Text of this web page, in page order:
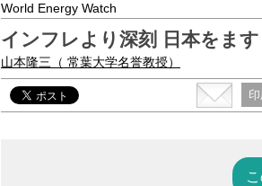
World Energy Watch
インフレより深刻 日本をま
山本隆三 （ 常葉大学名誉教授）